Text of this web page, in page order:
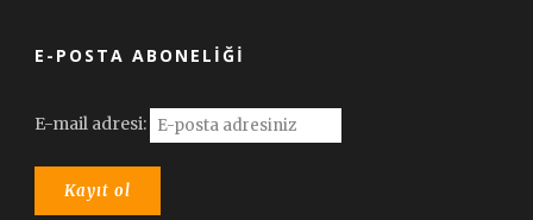
E-POSTA ABONELIĞI
E-mail adresi: